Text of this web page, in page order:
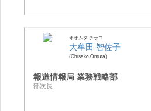
オオムタ チサコ
大牟田 智佐子
Chisako Omuta
報道情報局 業務戦略部
部次長